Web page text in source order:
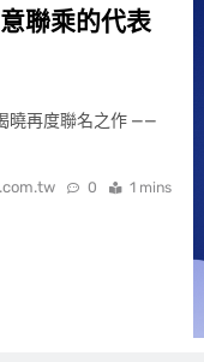
聯乘的代表
曉再度聯名之作 ——
0 1 mins